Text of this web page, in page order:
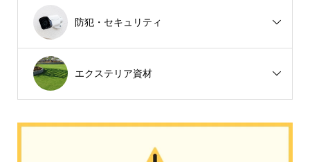
防犯・セキュリティ
エクステリア資材